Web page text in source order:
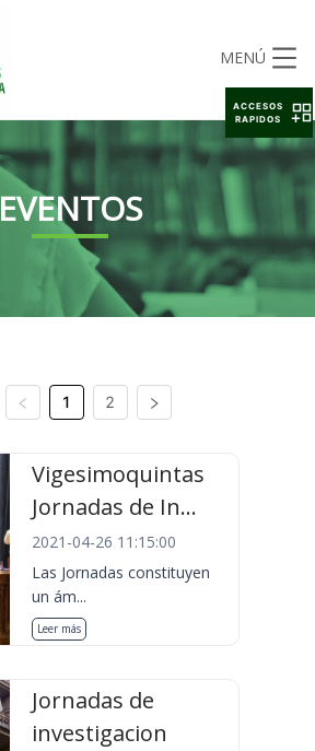
MENÚ
EVENTOS
1 2
Vigesimoquintas
Jornadas de In...
2021-04-26 11:15:00
Las Jornadas constituyen
un ám...
Leer más
Jornadas de
investigacion
ACCESOS
RAPIDOS